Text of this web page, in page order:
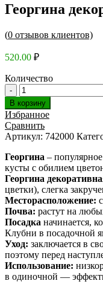
Георгина
(0 отзывов клиентов)
520.00 ₽
Количество
В корзину
Избранное
Сравнить
Артикул: 742000
Георгина –
кусты с обилием
Георгина
цветки), слегка
Месторасположение:
Почва: растут на
Посадка начинается,
Клубни в посадочной
Уход: заключается в
поэтому перед
Использование:
в одиночной —